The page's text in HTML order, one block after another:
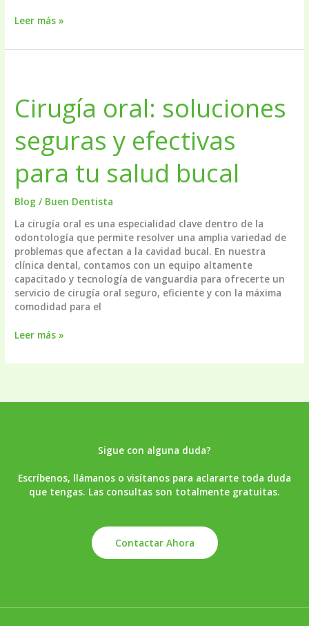
Estética
la
soñaste
está
tu
alcance
Leer más »
Cirugía oral: soluciones
seguras y efectivas
para tu salud bucal
Blog / Buen Dentista
La cirugía oral es una especialidad clave dentro de la
odontología que permite resolver una amplia variedad de
problemas que afectan a la cavidad bucal. En nuestra
clínica dental, contamos con un equipo altamente
capacitado y tecnología de vanguardia para ofrecerte un
servicio de cirugía oral seguro, eficiente y con la máxima
comodidad para el
Cirugía
soluciones
efectivas
Leer más »
Sigue con alguna duda?
Escríbenos, llámanos o visítanos para aclararte toda duda
que tengas. Las consultas son totalmente gratuitas.
Contactar Ahora